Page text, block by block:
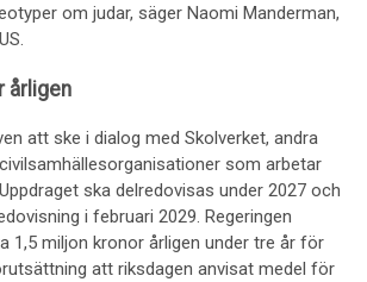
om judar, säger Naomi Manderman,
årligen
att ske i dialog med Skolverket, andra
som arbetar
ska delredovisas under 2027 och
i februari 2029. Regeringen
1,5 miljon kronor årligen under tre år för
att riksdagen anvisat medel för